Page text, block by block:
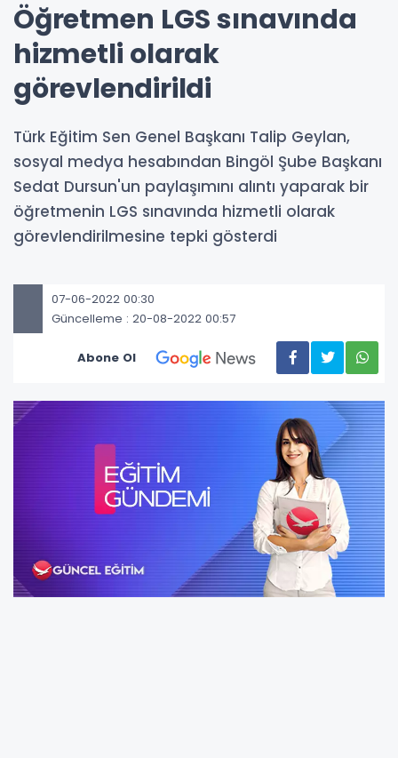
Öğretmen LGS sınavında
hizmetli olarak
görevlendirildi
Türk Eğitim Sen Genel Başkanı Talip Geylan,
sosyal medya hesabından Bingöl Şube Başkanı
Sedat Dursun'un paylaşımını alıntı yaparak bir
öğretmenin LGS sınavında hizmetli olarak
görevlendirilmesine tepki gösterdi
07-06-2022 00:30
Güncelleme : 20-08-2022 00:57
Abone Ol